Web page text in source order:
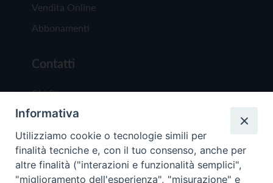
Vendita Online
Abbonamenti
Contatti
Chi Siamo
Redazione
Scrivici
Informativa
Utilizziamo cookie o tecnologie simili per
finalità tecniche e, con il tuo consenso, anche per
altre finalità ("interazioni e funzionalità semplici",
"miglioramento dell'esperienza", "misurazione" e